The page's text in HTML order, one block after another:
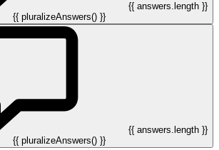
{{ answers.length }}
{{ pluralizeAnswers() }}
{{ answers.length }}
{{ pluralizeAnswers() }}